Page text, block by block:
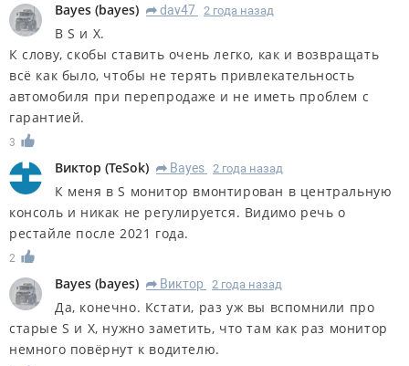
Bayes (bayes) R dav47 2 года назад
В S и X.
К слову, скобы ставить очень легко, как и возвращать
всё как было, чтобы не терять привлекательность
автомобиля при перепродаже и не иметь проблем с
гарантией.
3
Виктор (TeSok) R Bayes 2 года назад
К меня в S монитор вмонтирован в центральную
консоль и никак не регулируется. Видимо речь о
рестайле после 2021 года.
2
Bayes (bayes) R Виктор 2 года назад
Да, конечно. Кстати, раз уж вы вспомнили про
старые S и X, нужно заметить, что там как раз монитор
немного повёрнут к водителю.